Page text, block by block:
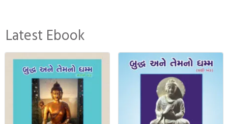
Latest Ebook